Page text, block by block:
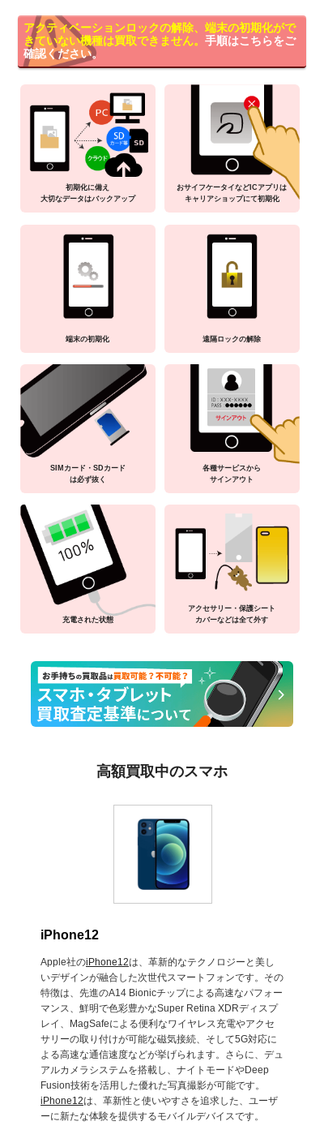
アクティベーションロックの解除、端末の初期化がで
きていない機種は買取できません。 手順はこちらをご
確認ください。
初期化に備え
大切なデータはバックアップ
おサイフケータイなどICアプリは
キャリアショップにて初期化
端末の初期化 遠隔ロックの解除
SIMカード・SDカード
は必ず抜く
各種サービスから
サインアウト
充電された状態
アクセサリー・保護シート
カバーなどは全て外す
高額買取中のスマホ
iPhone12
Apple社のiPhone12は、革新的なテクノロジーと美し
いデザインが融合した次世代スマートフォンです。その
特徴は、先進のA14 Bionicチップによる高速なパフォー
マンス、鮮明で色彩豊かなSuper Retina XDRディスプ
レイ、MagSafeによる便利なワイヤレス充電やアクセ
サリーの取り付けが可能な磁気接続、そして5G対応に
よる高速な通信速度などが挙げられます。さらに、デュ
アルカメラシステムを搭載し、ナイトモードやDeep
Fusion技術を活用した優れた写真撮影が可能です。
iPhone12は、革新性と使いやすさを追求した、ユーザ
ーに新たな体験を提供するモバイルデバイスです。